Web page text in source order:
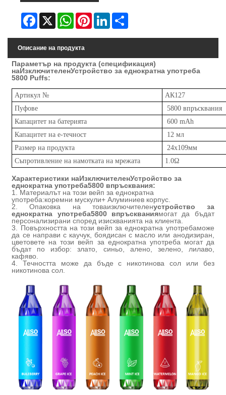
Facebook
X WhatsAppPinterestLinkedIn
Описание на продукта
Параметър на продукта (спецификация)
наИзключителенУстройство за еднократна употреба
5800 Puffs:
Артикул № АК127
Пуфове
5800 впръсквания
Капацитет на батерията
600 mAh
Капацитет на е-течност
12мл
Размер на продукта
24x109мм
Съпротивление на намотката на мрежата
1.0Ω
Характеристики наИзключителенУстройство за
еднократна употреба5800 впръсквания:
1. Материалът на този вейп за еднократна
употреба:коремни мускули+ Алуминиев корпус.
2. Опаковка на товаизключителенустройство за
еднократна употреба5800 впръскваниямогат да бъдат
персонализирани според изискванията на клиента.
3. Повърхността на този вейп за еднократна употребаможе
да се направи с каучук, боядисан с масло или анодизиран,
цветовете на този вейп за еднократна употреба могат да
бъдат по избор: злато, синьо, алено, зелено, лилаво,
кафяво.
4. Течността може да бъде с никотинова сол или без
никотинова сол.